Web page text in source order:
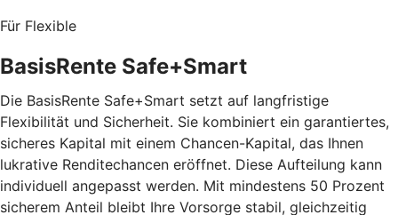
Für Flexible
BasisRente Safe+Smart
Die BasisRente Safe+Smart setzt auf langfristige
Flexibilität und Sicherheit. Sie kombiniert ein garantiertes,
sicheres Kapital mit einem Chancen-Kapital, das Ihnen
lukrative Renditechancen eröffnet. Diese Aufteilung kann
individuell angepasst werden. Mit mindestens 50 Prozent
sicherem Anteil bleibt Ihre Vorsorge stabil, gleichzeitig